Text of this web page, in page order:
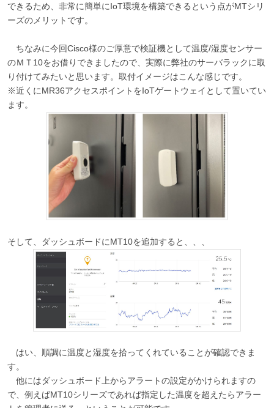
できるため、非常に簡単にIoT環境を構築できるという点がMTシリ
ーズのメリットです。
ちなみに今回Cisco様のご厚意で検証機として温度/湿度センサー
のＭＴ10をお借りできましたので、実際に弊社のサーバラックに取
り付けてみたいと思います。取付イメージはこんな感じです。
※近くにMR36アクセスポイントをIoTゲートウェイとして置いてい
ます。
そして、ダッシュボードにMT10を追加すると、、、
はい、順調に温度と湿度を拾ってくれていることが確認できま
す。
他にはダッシュボード上からアラートの設定がかけられますの
で、例えばMT10シリーズであれば指定した温度を超えたらアラー